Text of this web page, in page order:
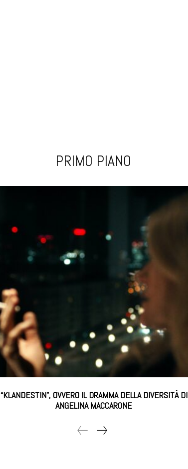
PRIMO PIANO
“KLANDESTIN”, OVVERO IL DRAMMA DELLA DIVERSITÀ DI
ANGELINA MACCARONE